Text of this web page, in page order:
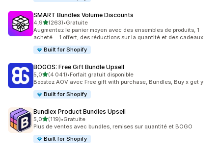
SMART Bundles Volume Discounts
4,9étoile(s) sur 5
(263)
263 avis au total
•Gratuite
Augmentez le panier moyen avec des ensembles de produits, 1
acheté = 1 offert, des réductions sur la quantité et des cadeaux
Built for Shopify
BOGOS: Free Gift Bundle Upsell
5,0étoile(s) sur 5
(4 041)
4041 avis au total
•Forfait gratuit disponible
Boostez AOV avec Free gift with purchase, Bundles, Buy x get y
Built for Shopify
Bundlex Product Bundles Upsell
5,0étoile(s) sur 5
(119)
119 avis au total
•Gratuite
Plus de ventes avec bundles, remises sur quantité et BOGO
Built for Shopify